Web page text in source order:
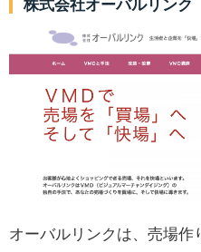
株式会社オーバルリンク
オーバルリンクは、売場